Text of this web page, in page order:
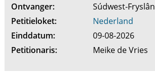
Ontvanger:
Súdwest-Fryslân
Petitieloket:
Nederland
Einddatum:
09-08-2026
Petitionaris:
Meike de Vries